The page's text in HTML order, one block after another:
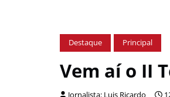
Destaque Principal
Vem aí o II
Jornalista: Luis Ricardo